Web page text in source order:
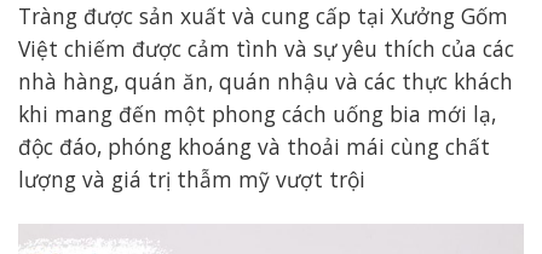
Tràng được sản xuất và cung cấp tại Xưởng Gốm
Việt chiếm được cảm tình và sự yêu thích của các
nhà hàng, quán ăn, quán nhậu và các thực khách
khi mang đến một phong cách uống bia mới lạ,
độc đáo, phóng khoáng và thoải mái cùng chất
lượng và giá trị thẫm mỹ vượt trội